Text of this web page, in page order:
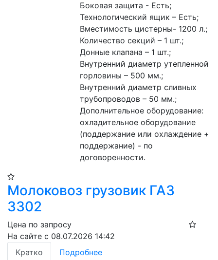
Боковая защита - Есть;
Технологический ящик – Есть;
Вместимость цистерны- 1200 л.;
Количество секций – 1 шт.;
Донные клапана – 1 шт.;
Внутренний диаметр утепленной
горловины – 500 мм.;
Внутренний диаметр сливных
трубопроводов – 50 мм.;
Дополнительное оборудование:
охладительное оборудование
(поддержание или охлаждение +
поддержание) - по
договоренности.
Молоковоз грузовик ГАЗ
3302
Цена по запросу
На сайте с 08.07.2026 14:42
Кратко
Подробнее